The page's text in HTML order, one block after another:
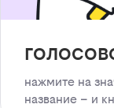
нажмите на
название – и